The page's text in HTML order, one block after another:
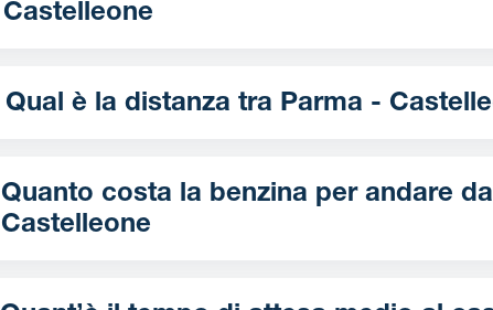
Castelleone
Qual è la distanza tra Parma -
Quanto costa la benzina per andare da Parma -
Castelleone